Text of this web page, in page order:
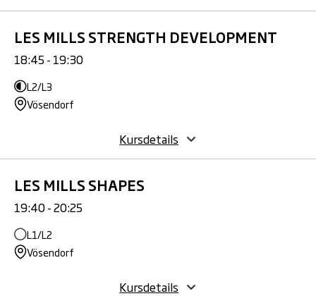
LES MILLS STRENGTH DEVELOPMENT
18:45 - 19:30
L2/L3
Vösendorf
Kursdetails
LES MILLS SHAPES
19:40 - 20:25
L1/L2
Vösendorf
Kursdetails